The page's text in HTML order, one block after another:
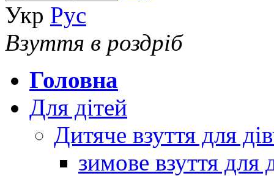
Укр Рус
Взуття в роздріб
Головна
Для дітей
Дитяче взуття для
зимове взуття для